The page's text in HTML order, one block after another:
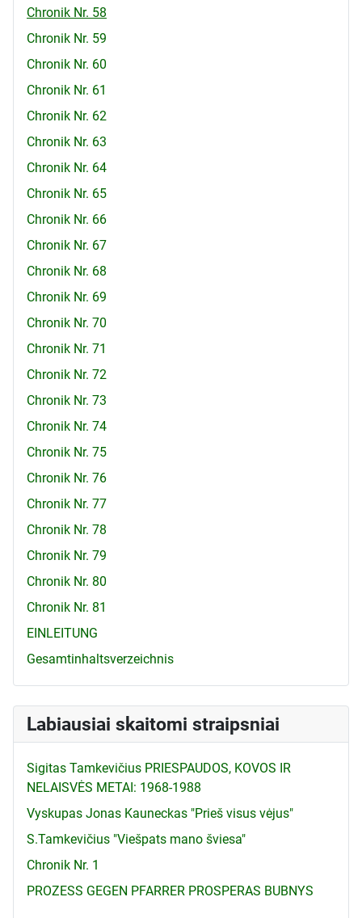
Chronik Nr. 58
Chronik Nr. 59
Chronik Nr. 60
Chronik Nr. 61
Chronik Nr. 62
Chronik Nr. 63
Chronik Nr. 64
Chronik Nr. 65
Chronik Nr. 66
Chronik Nr. 67
Chronik Nr. 68
Chronik Nr. 69
Chronik Nr. 70
Chronik Nr. 71
Chronik Nr. 72
Chronik Nr. 73
Chronik Nr. 74
Chronik Nr. 75
Chronik Nr. 76
Chronik Nr. 77
Chronik Nr. 78
Chronik Nr. 79
Chronik Nr. 80
Chronik Nr. 81
EINLEITUNG
Gesamtinhaltsverzeichnis
Labiausiai skaitomi straipsniai
Sigitas Tamkevičius PRIESPAUDOS, KOVOS IR
NELAISVĖS METAI: 1968-1988
Vyskupas Jonas Kauneckas "Prieš visus vėjus"
S.Tamkevičius "Viešpats mano šviesa"
Chronik Nr. 1
PROZESS GEGEN PFARRER PROSPERAS BUBNYS